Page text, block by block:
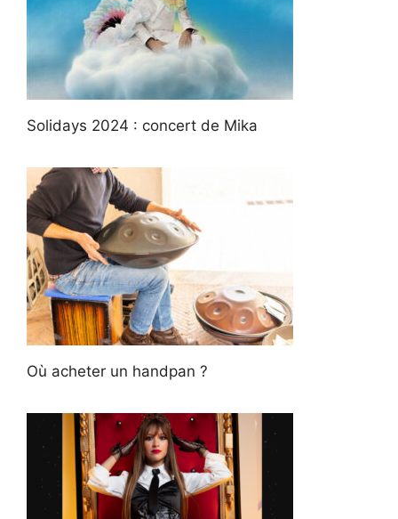
Solidays 2024 : concert de Mika
Où acheter un handpan ?